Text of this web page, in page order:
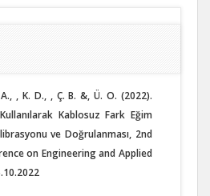
, K. D., , Ç. B. &, Ü. O. (2022).
Kablosuz Fark Eğim
ve Doğrulanması, 2nd
on Engineering and Applied